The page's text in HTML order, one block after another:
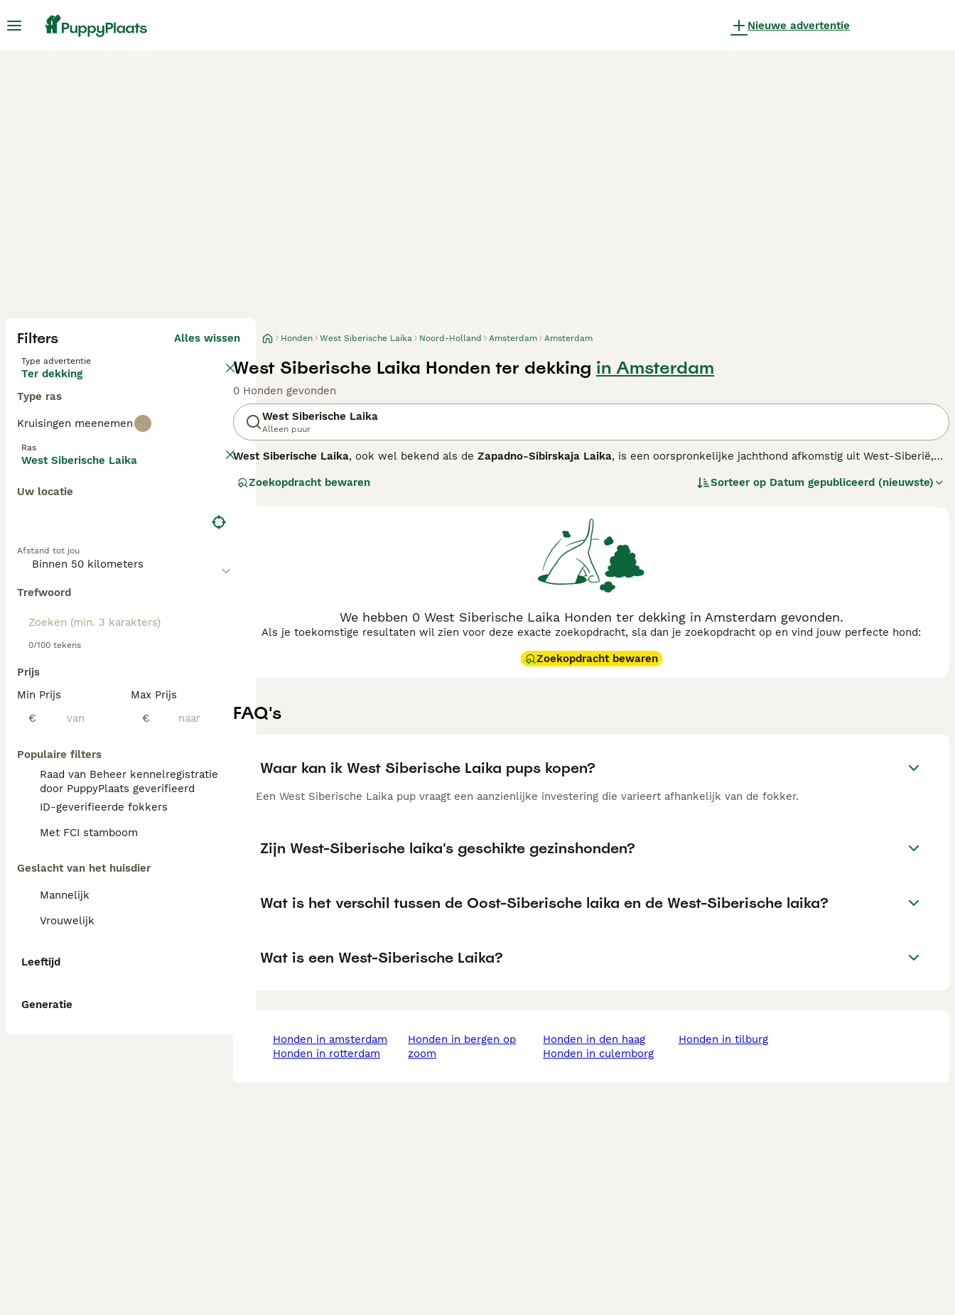
Nieuwe advertentie
Filters Alles wissen
Type advertentie
Ter dekking
Type ras
Kruisingen meenemen
Ras
West Siberische Laika
Uw locatie
Afstand tot jou
Trefwoord
0/100 tekens
Prijs
Min Prijs
€
Max Prijs
€
Populaire filters
Raad van Beheer kennelregistratie
door PuppyPlaats geverifieerd
ID-geverifieerde fokkers
Met FCI stamboom
Geslacht van het huisdier
Mannelijk
Vrouwelijk
Leeftijd
Generatie
Honden West Siberische Laika Noord-Holland Amsterdam Amsterdam
West Siberische Laika Honden ter dekking in Amsterdam
0 Honden gevonden
West Siberische Laika
Alleen puur
West Siberische Laika, ook wel bekend als de Zapadno-Sibirskaja Laika, is een oorspronkelijke jachthond afkomstig uit West-Siberië,
opsporen en vasthouden van wild zoals eekhoorns, beren en elanden. De
West Siberische Laikaheeft een middelgroot postuur met een
hechte band met zijn baasje, maar kan afwachtend zijn tegenover vreemden. Vanwege zijn hoge energie en behoefte aan mentale en
het meest geschikt voor ervaren eigenaren die ruimte en tijd hebben voor activiteiten
zoals lange wandelingen en jachttraining. Het ras is ideaal voor actieve mensen en minder geschikt als huishond. Zoektermen zoals 'west
siberische laika karakter', 'west siberische laika pup kopen' en 'laika hondenras' benadrukken dat deze hond een speciale, krachtige
metgezel is voor liefhebbers van Siberische hondenrassen.
Zoekopdracht bewaren Sorteer op Datum gepubliceerd (nieuwste)
We hebben 0 West Siberische Laika Honden ter dekking in Amsterdam gevonden.
Als je toekomstige resultaten wil zien voor deze exacte zoekopdracht, sla dan je zoekopdracht op en vind jouw perfecte hond:
Zoekopdracht bewaren
FAQ's
Waar kan ik West Siberische Laika pups kopen?
Een West Siberische Laika pup vraagt een aanzienlijke investering die varieert afhankelijk van de fokker.
Zijn West-Siberische laika's geschikte gezinshonden?
Wat is het verschil tussen de Oost-Siberische laika en de West-Siberische laika?
Wat is een West-Siberische Laika?
honden in amsterdam
honden in rotterdam
honden in bergen op
zoom
honden in den haag
honden in culemborg
honden in tilburg